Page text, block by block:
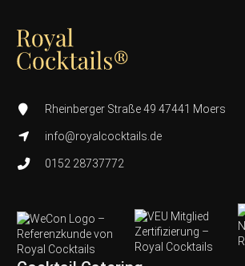
Rheinberger Straße 49 47441 Moers
info@royalcocktails.de
0152 28737772